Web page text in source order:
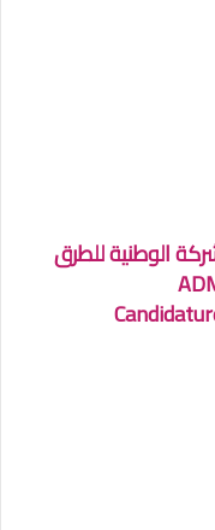
الوطنية للطرق